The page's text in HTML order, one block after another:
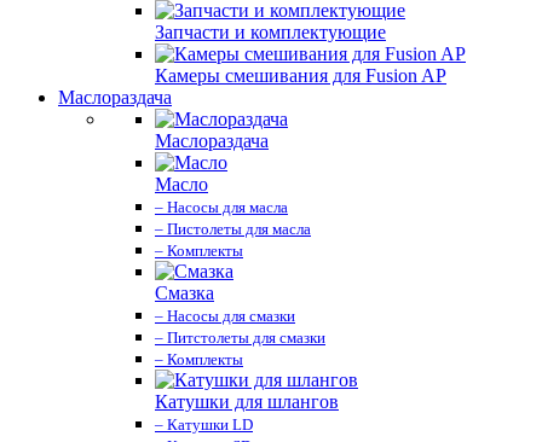
Запчасти и комплектующие
Камеры смешивания для Fusion AP
Маслораздача
Маслораздача
Масло
– Насосы для масла
– Пистолеты для масла
– Комплекты
Смазка
– Насосы для смазки
– Питстолеты для смазки
– Комплекты
Катушки для шлангов
– Катушки LD